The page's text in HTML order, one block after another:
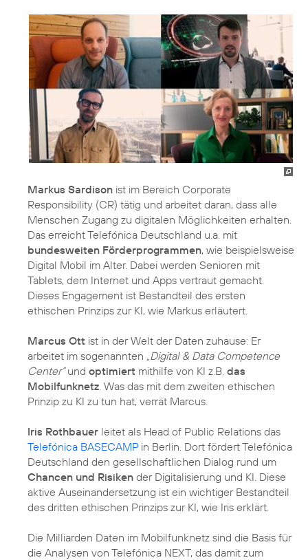
Markus Sardison ist im Bereich Corporate
Responsibility (CR) tätig und arbeitet daran, dass alle
Menschen Zugang zu digitalen Möglichkeiten erhalten.
Das erreicht Telefónica Deutschland u.a. mit
bundesweiten Förderprogrammen, wie beispielsweise
Digital Mobil im Alter. Dabei werden Senioren mit
Tablets, dem Internet und Apps vertraut gemacht.
Dieses Engagement ist Bestandteil des ersten
ethischen Prinzips zur KI, wie Markus erläutert.
Marcus Ott ist in der Welt der Daten zuhause: Er
arbeitet im sogenannten „Digital & Data Competence
Center“und optimiert mithilfe von KI z.B. das
Mobilfunknetz. Was das mit dem zweiten ethischen
Prinzip zu KI zu tun hat, verrät Marcus.
Iris Rothbauer leitet als Head of Public Relations das
Telefónica BASECAMPin Berlin. Dort fördert Telefónica
Deutschland den gesellschaftlichen Dialog rund um
Chancen und Risiken der Digitalisierung und KI. Diese
aktive Auseinandersetzung ist ein wichtiger Bestandteil
des dritten ethischen Prinzips zur KI, wie Iris erklärt.
Die Milliarden Daten im Mobilfunknetz sind die Basis für
die Analysen von Telefónica NEXT, das damit zum